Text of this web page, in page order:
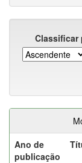
Classificar
Ano de
publicação